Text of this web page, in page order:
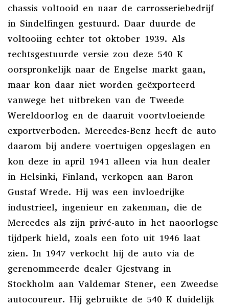
chassis voltooid en naar de carrosseriebedrijf
in Sindelfingen gestuurd. Daar duurde de
voltooiing echter tot oktober 1939. Als
rechtsgestuurde versie zou deze 540 K
oorspronkelijk naar de Engelse markt gaan,
maar kon daar niet worden geëxporteerd
vanwege het uitbreken van de Tweede
Wereldoorlog en de daaruit voortvloeiende
exportverboden. Mercedes-Benz heeft de auto
daarom bij andere voertuigen opgeslagen en
kon deze in april 1941 alleen via hun dealer
in Helsinki, Finland, verkopen aan Baron
Gustaf Wrede. Hij was een invloedrijke
industrieel, ingenieur en zakenman, die de
Mercedes als zijn privé-auto in het naoorlogse
tijdperk hield, zoals een foto uit 1946 laat
zien. In 1947 verkocht hij de auto via de
gerenommeerde dealer Gjestvang in
Stockholm aan Valdemar Stener, een Zweedse
autocoureur. Hij gebruikte de 540 K duidelijk